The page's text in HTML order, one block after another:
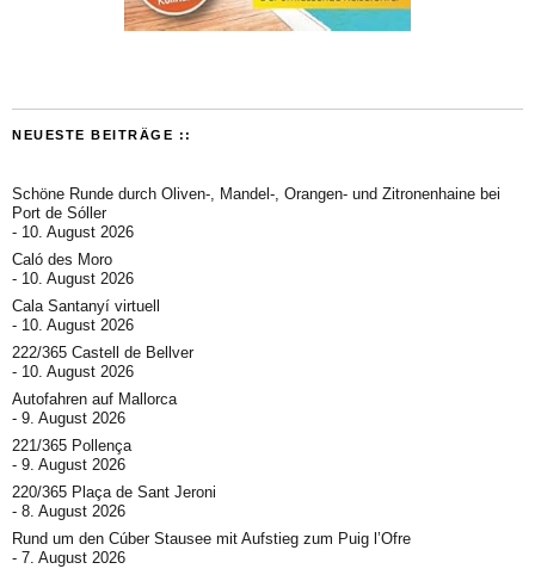
NEUESTE BEITRÄGE ::
Schöne Runde durch Oliven-, Mandel-, Orangen- und Zitronenhaine bei
Port de Sóller
10. August 2026
Caló des Moro
10. August 2026
Cala Santanyí virtuell
10. August 2026
222/365 Castell de Bellver
10. August 2026
Autofahren auf Mallorca
9. August 2026
221/365 Pollença
9. August 2026
220/365 Plaça de Sant Jeroni
8. August 2026
Rund um den Cúber Stausee mit Aufstieg zum Puig l’Ofre
7. August 2026